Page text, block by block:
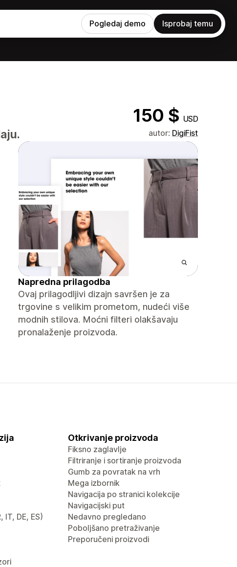
Pogledaj demo Isprobaj temu
150 $ USD
autor: DigiFist
Napredna prilagodba
Ovaj prilagodljivi dizajn savršen je za
trgovine s velikim prometom, nudeći više
modnih stilova. Moćni filteri olakšavaju
pronalaženje proizvoda.
IT, DE, ES)
Otkrivanje proizvoda
Fiksno zaglavlje
Filtriranje i sortiranje proizvoda
Gumb za povratak na vrh
Mega izbornik
Navigacija po stranici kolekcije
Navigacijski put
Nedavno pregledano
Poboljšano pretraživanje
Preporučeni proizvodi